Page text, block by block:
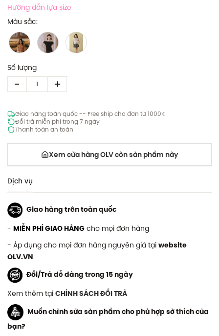
Hướng dẫn lựa size
Màu sắc:
Số lượng
Giao hàng toàn quốc -- Free ship cho đơn từ 1000K
Đổi trả miễn phí trong 7 ngày
Thanh toán an toàn
Xem cửa hàng OLV còn sản phẩm này
Dịch vụ
Giao hàng trên toàn quốc
- MIỄN PHÍ GIAO HÀNG cho mọi đơn hàng
- Áp dụng cho mọi đơn hàng nguyên giá tại website
OLV.VN
Đổi/Trả dễ dàng trong 15 ngày
Xem thêm tại CHÍNH SÁCH ĐỔI TRẢ
Muốn chỉnh sửa sản phẩm cho phù hợp sở thích của
bạn?